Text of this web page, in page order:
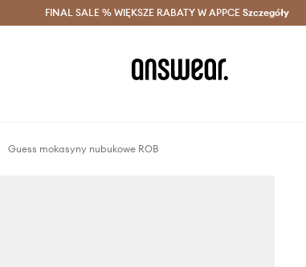
z Answear Club > Dostawa nawet w 24h >
FINAL SALE % WIĘKSZE RABATY W APPCE Szczegóły
Guess mokasyny nubukowe ROB